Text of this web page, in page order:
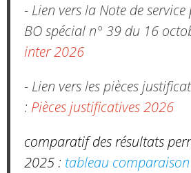
- Lien vers la Note de
BO spécial n° 39 du 16
inter 2026
- Lien vers les pièces
: Pièces justificatives 2026
comparatif des résultats
2025 : tableau